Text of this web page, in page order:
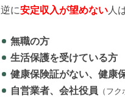
逆に安定収入が望めない 人
無職の方
生活保護を受けている方
健康保険証がない、健康
自営業者、会社役員 （フ